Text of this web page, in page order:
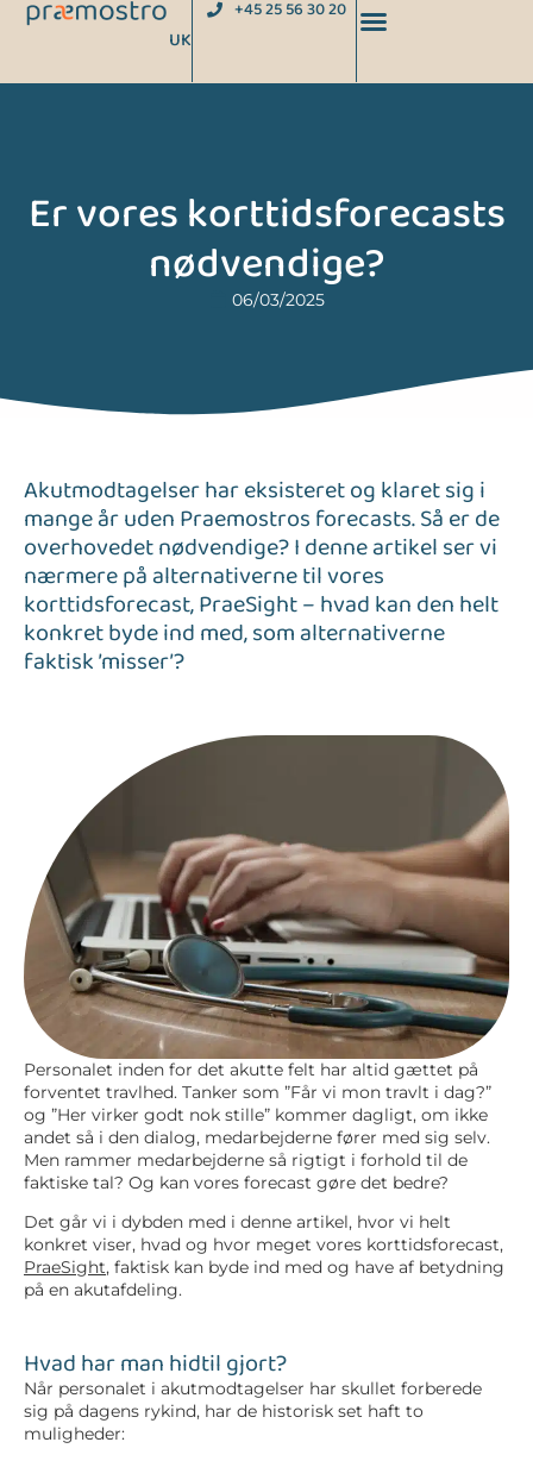
+45 25 56 30 20
UK
Er vores korttidsforecasts
nødvendige?
06/03/2025
Akutmodtagelser har eksisteret og klaret sig i
mange år uden Praemostros forecasts. Så er de
overhovedet nødvendige? I denne artikel ser vi
nærmere på alternativerne til vores
korttidsforecast, PraeSight – hvad kan den helt
konkret byde ind med, som alternativerne
faktisk ’misser’?
Personalet inden for det akutte felt har altid gættet på
forventet travlhed. Tanker som ”Får vi mon travlt i dag?”
og ”Her virker godt nok stille” kommer dagligt, om ikke
andet så i den dialog, medarbejderne fører med sig selv.
Men rammer medarbejderne så rigtigt i forhold til de
faktiske tal? Og kan vores forecast gøre det bedre?
Det går vi i dybden med i denne artikel, hvor vi helt
konkret viser, hvad og hvor meget vores korttidsforecast,
PraeSight, faktisk kan byde ind med og have af betydning
på en akutafdeling.
Hvad har man hidtil gjort?
Når personalet i akutmodtagelser har skullet forberede
sig på dagens rykind, har de historisk set haft to
muligheder: